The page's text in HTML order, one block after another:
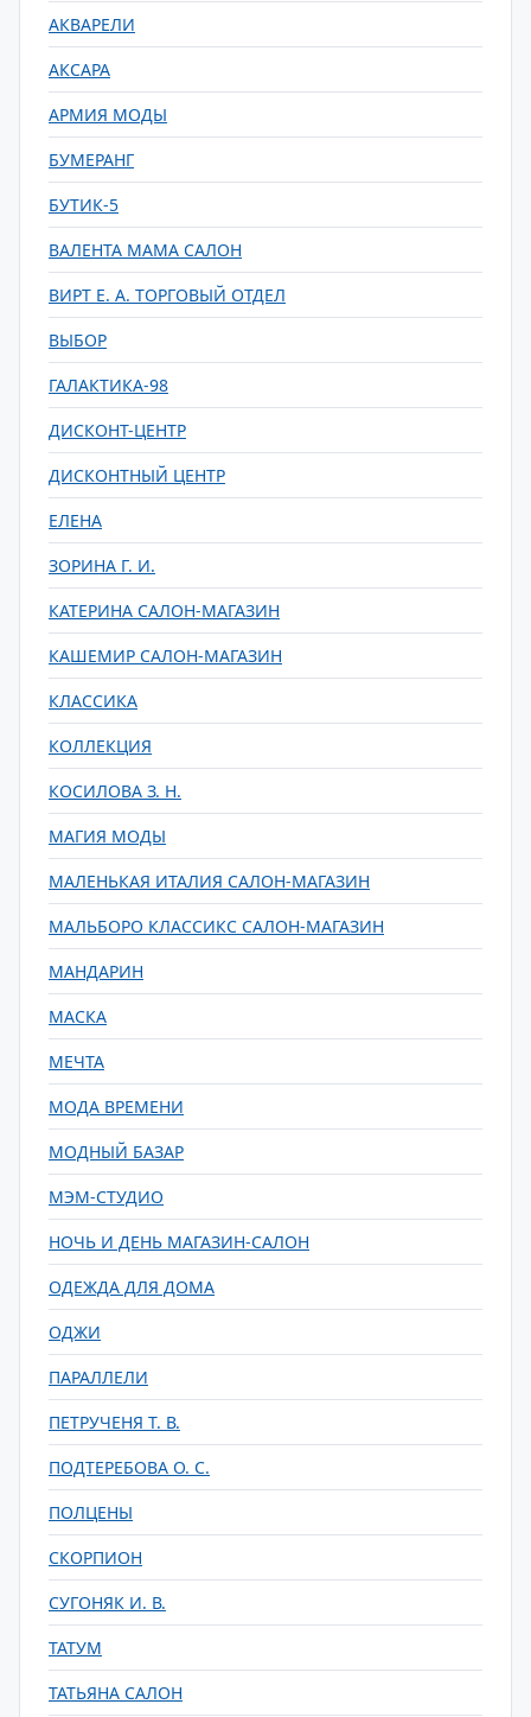
АКВАРЕЛИ
АКСАРА
АРМИЯ МОДЫ
БУМЕРАНГ
БУТИК-5
ВАЛЕНТА МАМА САЛОН
ВИРТ Е. А. ТОРГОВЫЙ ОТДЕЛ
ВЫБОР
ГАЛАКТИКА-98
ДИСКОНТ-ЦЕНТР
ДИСКОНТНЫЙ ЦЕНТР
ЕЛЕНА
ЗОРИНА Г. И.
КАТЕРИНА САЛОН-МАГАЗИН
КАШЕМИР САЛОН-МАГАЗИН
КЛАССИКА
КОЛЛЕКЦИЯ
КОСИЛОВА З. Н.
МАГИЯ МОДЫ
МАЛЕНЬКАЯ ИТАЛИЯ САЛОН-МАГАЗИН
МАЛЬБОРО КЛАССИКС САЛОН-МАГАЗИН
МАНДАРИН
МАСКА
МЕЧТА
МОДА ВРЕМЕНИ
МОДНЫЙ БАЗАР
МЭМ-СТУДИО
НОЧЬ И ДЕНЬ МАГАЗИН-САЛОН
ОДЕЖДА ДЛЯ ДОМА
ОДЖИ
ПАРАЛЛЕЛИ
ПЕТРУЧЕНЯ Т. В.
ПОДТЕРЕБОВА О. С.
ПОЛЦЕНЫ
СКОРПИОН
СУГОНЯК И. В.
ТАТУМ
ТАТЬЯНА САЛОН